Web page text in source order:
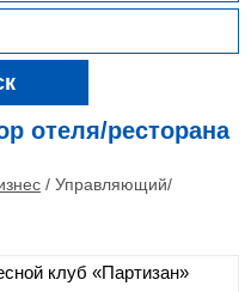
отеля/ресторана
/ Управляющий/
клуб «Партизан»